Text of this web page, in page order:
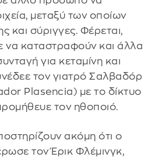
μεταξύ των οποίων
και σύριγγες. Φέρεται,
να καταστραφούν και άλλα
για κεταμίνη και
τον γιατρό Σαλβαδόρ
Plasencia) με το δίκτυο
τον ηθοποιό.
ακόμη ότι ο
τον Έρικ Φλέμινγκ,